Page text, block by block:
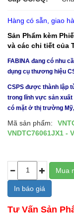
Hàng có sẵn, giao
Sản Phẩm kèm
và các chi tiết của
FABINA đang có nhu
dụng cụ thương hiệu
CSPS được thành lập
trong lĩnh vực sản xuất
có mặt ở thị trường
Mã sản phẩm:
VNDTC76061JX1 -
In báo giá
Tư Vấn Sản